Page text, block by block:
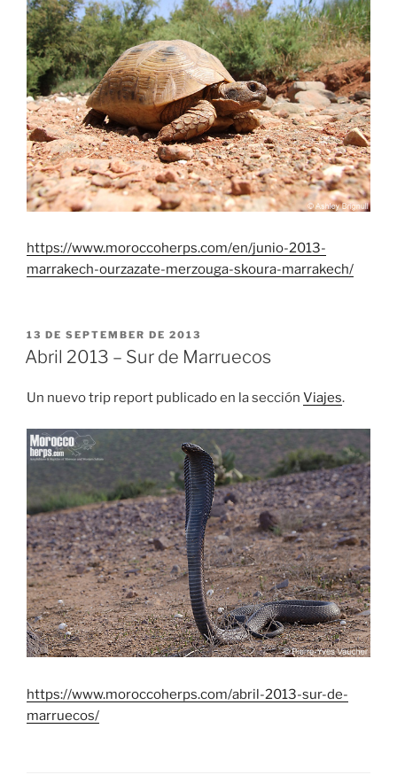
https://www.moroccoherps.com/en/junio-2013-
marrakech-ourzazate-merzouga-skoura-marrakech/
PUBLICADO
EL
13 DE SEPTEMBER DE 2013
Abril 2013 – Sur de Marruecos
Un nuevo trip report publicado en la sección Viajes.
https://www.moroccoherps.com/abril-2013-sur-de-
marruecos/